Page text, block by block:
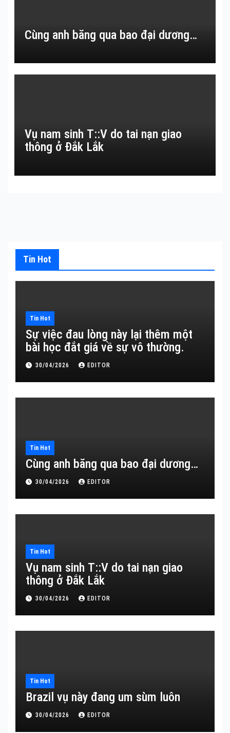
Cùng anh băng qua bao đại dương…
Vụ nam sinh T::V do tai nạn giao
thông ở Đắk Lắk
Tin Hot
Tin Hot
Sự việc đau lòng này lại thêm một
bài học đắt giá về sự vô thường.
30/04/2026 EDITOR
Tin Hot
Cùng anh băng qua bao đại dương…
30/04/2026 EDITOR
Tin Hot
Vụ nam sinh T::V do tai nạn giao
thông ở Đắk Lắk
30/04/2026 EDITOR
Tin Hot
Brazil vụ này đang um sùm luôn
30/04/2026 EDITOR